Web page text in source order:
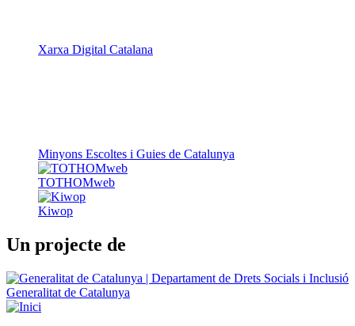
Xarxa Digital Catalana
Minyons Escoltes i Guies de Catalunya
TOTHOMweb
Kiwop
Un projecte de
Generalitat de Catalunya